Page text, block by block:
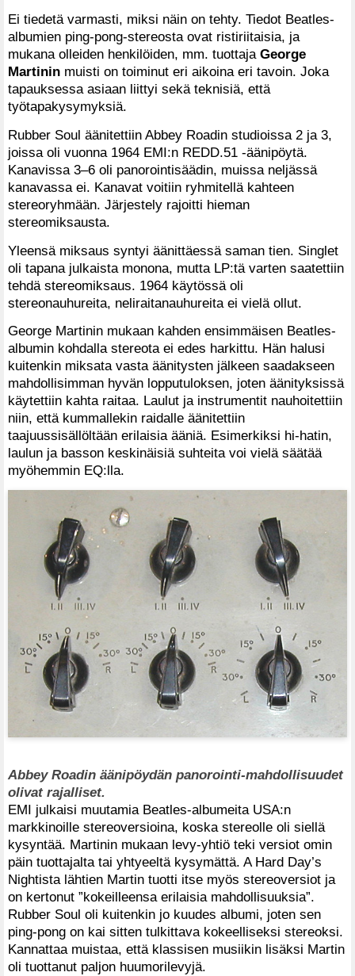
Ei tiedetä varmasti, miksi näin on tehty. Tiedot Beatles-
albumien ping-pong-stereosta ovat ristiriitaisia, ja
mukana olleiden henkilöiden, mm. tuottaja George
Martinin muisti on toiminut eri aikoina eri tavoin. Joka
tapauksessa asiaan liittyi sekä teknisiä, että
työtapakysymyksiä.
Rubber Soul äänitettiin Abbey Roadin studioissa 2 ja 3,
joissa oli vuonna 1964 EMI:n REDD.51 -äänipöytä.
Kanavissa 3–6 oli panorointisäädin, muissa neljässä
kanavassa ei. Kanavat voitiin ryhmitellä kahteen
stereoryhmään. Järjestely rajoitti hieman
stereomiksausta.
Yleensä miksaus syntyi äänittäessä saman tien. Singlet
oli tapana julkaista monona, mutta LP:tä varten saatettiin
tehdä stereomiksaus. 1964 käytössä oli
stereonauhureita, neliraitanauhureita ei vielä ollut.
George Martinin mukaan kahden ensimmäisen Beatles-
albumin kohdalla stereota ei edes harkittu. Hän halusi
kuitenkin miksata vasta äänitysten jälkeen saadakseen
mahdollisimman hyvän lopputuloksen, joten äänityksissä
käytettiin kahta raitaa. Laulut ja instrumentit nauhoitettiin
niin, että kummallekin raidalle äänitettiin
taajuussisällöltään erilaisia ääniä. Esimerkiksi hi-hatin,
laulun ja basson keskinäisiä suhteita voi vielä säätää
myöhemmin EQ:lla.
Abbey Roadin äänipöydän panorointi-mahdollisuudet
olivat rajalliset.
EMI julkaisi muutamia Beatles-albumeita USA:n
markkinoille stereoversioina, koska stereolle oli siellä
kysyntää. Martinin mukaan levy-yhtiö teki versiot omin
päin tuottajalta tai yhtyeeltä kysymättä. A Hard Day’s
Nightista lähtien Martin tuotti itse myös stereoversiot ja
on kertonut ”kokeilleensa erilaisia mahdollisuuksia”.
Rubber Soul oli kuitenkin jo kuudes albumi, joten sen
ping-pong on kai sitten tulkittava kokeelliseksi stereoksi.
Kannattaa muistaa, että klassisen musiikin lisäksi Martin
oli tuottanut paljon huumorilevyjä.